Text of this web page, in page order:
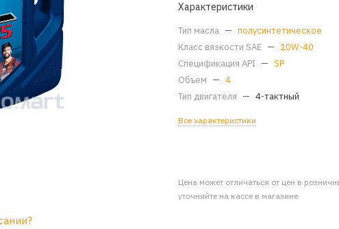
Характеристики
Тип масла — полусинтетическое
Класс вязкости SAE — 10W-40
Спецификация API — SP
Объем — 4
Тип двигателя — 4-тактный
Все характеристики
Цена может отличаться от цен в
уточняйте на кассе в магазине